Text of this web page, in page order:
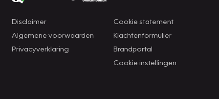
Disclaimer
Algemene voorwaarden
Privacyverklaring
Cookie statement
Klachtenformulier
Brandportal
Cookie instellingen